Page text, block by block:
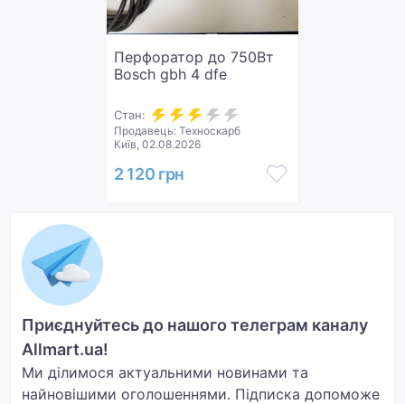
Перфоратор до 750Вт
Bosch gbh 4 dfe
Стан:
Продавець: Техноскарб
Київ, 02.08.2026
2 120 грн
Приєднуйтесь до нашого телеграм каналу
Allmart.ua!
Ми ділимося актуальними новинами та
найновішими оголошеннями. Підписка допоможе